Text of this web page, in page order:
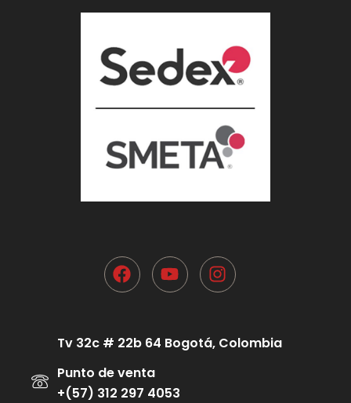
Tv 32c # 22b 64 Bogotá, Colombia
Punto de venta
+(57) 312 297 4053